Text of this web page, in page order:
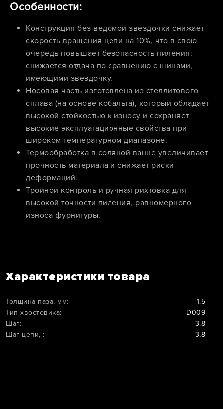
Особенности:
Конструкция без ведомой звездочки снижает
скорость вращения цепи на 10%, что в свою
очередь повышает безопасность пиления:
снижается отдача по сравнению с шинами,
имеющими звездочку.
Носовая часть изготовлена из стеллитового
сплава (на основе кобальта), который обладает
высокой стойкостью к износу и сохраняет
высокие эксплуатационные свойства при
широком температурном диапазоне.
Термообработка в соляной ванне увеличивает
прочность материала и снижает риски
деформаций.
Тройной контроль и ручная рихтовка для
высокой точности пиления, равномерного
износа фурнитуры.
Характеристики товара
Толщина паза, мм:
1.5
Тип хвостовика:
D009
Шаг:
3.8
Шаг цепи,":
3,8